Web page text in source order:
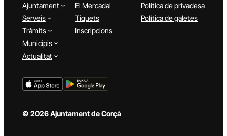
Ajuntament
Serveis
Tràmits
Municipis
Actualitat
El Mercadal
Tiquets
Inscripcions
Política de privadesa
Política de galetes
© 2026 Ajuntament de Corçà